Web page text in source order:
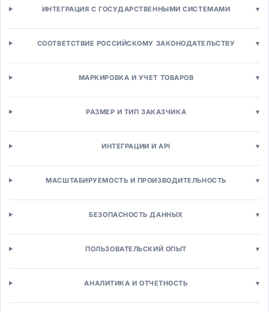
Электронные аукционы (E-sourcing)
Производство и логистика
MES-системы
Расширенное планирование (APS)
Управление запасами
Управление активами (EAM)
Техническое обслуживание
Сервисное обслуживание (FSM)
Бизнес-процессы (BPM)
Workflow-системы
Low-code платформы
Продажи и маркетинг
ИНТЕГРАЦИЯ С ГОСУДАРСТВЕННЫМИ СИСТЕМАМИ ▾
СООТВЕТСТВИЕ РОССИЙСКОМУ ЗАКОНОДАТЕЛЬСТВУ ▾
МАРКИРОВКА И УЧЕТ ТОВАРОВ ▾
РАЗМЕР И ТИП ЗАКАЗЧИКА ▾
ИНТЕГРАЦИИ И API ▾
МАСШТАБИРУЕМОСТЬ И ПРОИЗВОДИТЕЛЬНОСТЬ ▾
БЕЗОПАСНОСТЬ ДАННЫХ ▾
ПОЛЬЗОВАТЕЛЬСКИЙ ОПЫТ ▾
АНАЛИТИКА И ОТЧЕТНОСТЬ ▾